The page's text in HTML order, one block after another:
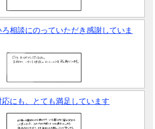
相談にのっていただき感謝していま
応にも、とても満足しています